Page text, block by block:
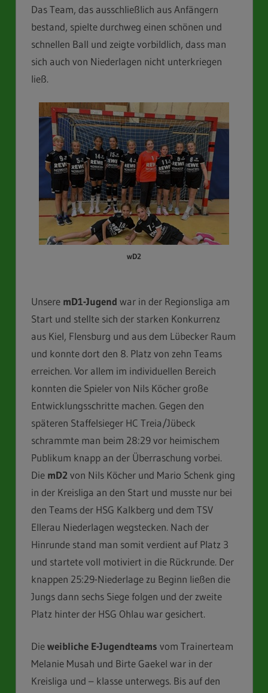
Das Team, das ausschließlich aus Anfängern
bestand, spielte durchweg einen schönen und
schnellen Ball und zeigte vorbildlich, dass man
sich auch von Niederlagen nicht unterkriegen
ließ.
wD2
Unsere mD1-Jugend war in der Regionsliga am
Start und stellte sich der starken Konkurrenz
aus Kiel, Flensburg und aus dem Lübecker Raum
und konnte dort den 8. Platz von zehn Teams
erreichen. Vor allem im individuellen Bereich
konnten die Spieler von Nils Köcher große
Entwicklungsschritte machen. Gegen den
späteren Staffelsieger HC Treia/Jübeck
schrammte man beim 28:29 vor heimischem
Publikum knapp an der Überraschung vorbei.
Die mD2 von Nils Köcher und Mario Schenk ging
in der Kreisliga an den Start und musste nur bei
den Teams der HSG Kalkberg und dem TSV
Ellerau Niederlagen wegstecken. Nach der
Hinrunde stand man somit verdient auf Platz 3
und startete voll motiviert in die Rückrunde. Der
knappen 25:29-Niederlage zu Beginn ließen die
Jungs dann sechs Siege folgen und der zweite
Platz hinter der HSG Ohlau war gesichert.
Dieweibliche E-Jugendteams vom Trainerteam
Melanie Musah und Birte Gaekel war in der
Kreisliga und – klasse unterwegs. Bis auf den